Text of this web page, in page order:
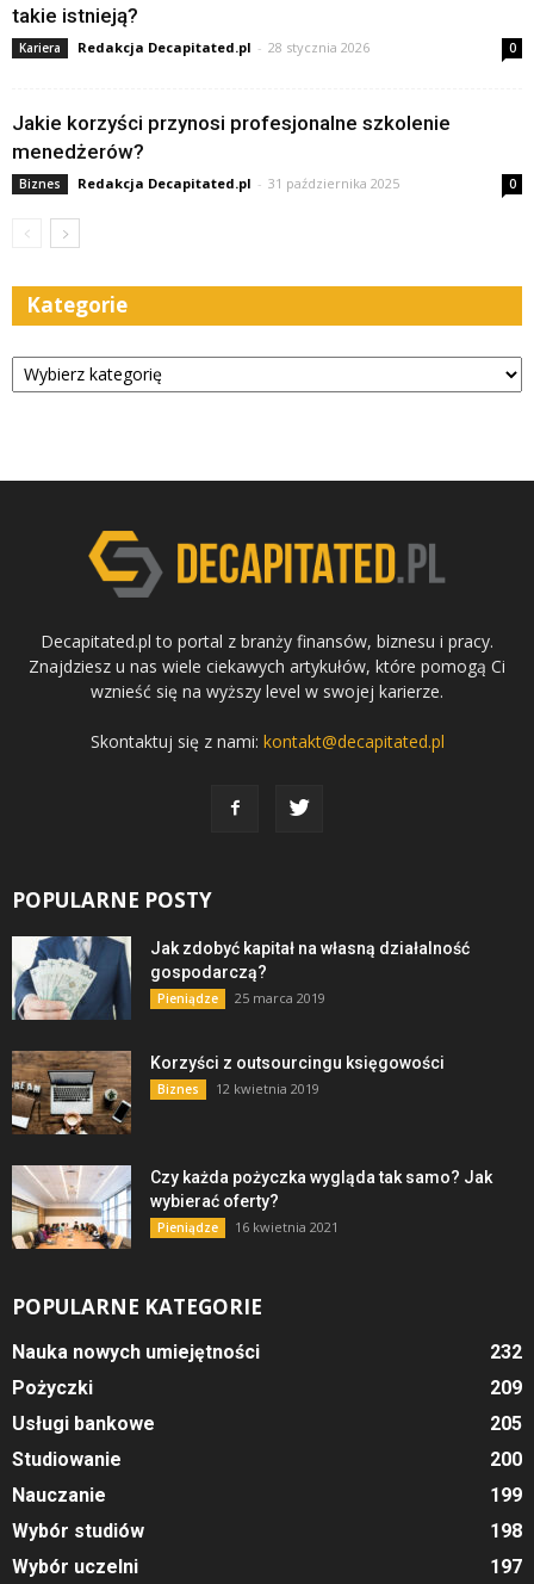
takie istnieją?
Kariera Redakcja Decapitated.pl - 28 stycznia 2026 0
Jakie korzyści przynosi profesjonalne szkolenie
menedżerów?
Biznes Redakcja Decapitated.pl - 31 października 2025 0
Kategorie
Kategorie
Decapitated.pl to portal z branży finansów, biznesu i pracy.
Znajdziesz u nas wiele ciekawych artykułów, które pomogą Ci
wznieść się na wyższy level w swojej karierze.
Skontaktuj się z nami: kontakt@decapitated.pl
POPULARNE POSTY
Jak zdobyć kapitał na własną działalność
gospodarczą?
Pieniądze 25 marca 2019
Korzyści z outsourcingu księgowości
Biznes 12 kwietnia 2019
Czy każda pożyczka wygląda tak samo? Jak
wybierać oferty?
Pieniądze 16 kwietnia 2021
POPULARNE KATEGORIE
Nauka nowych umiejętności
232
Pożyczki
209
Usługi bankowe
205
Studiowanie
200
Nauczanie
199
Wybór studiów
198
Wybór uczelni
197